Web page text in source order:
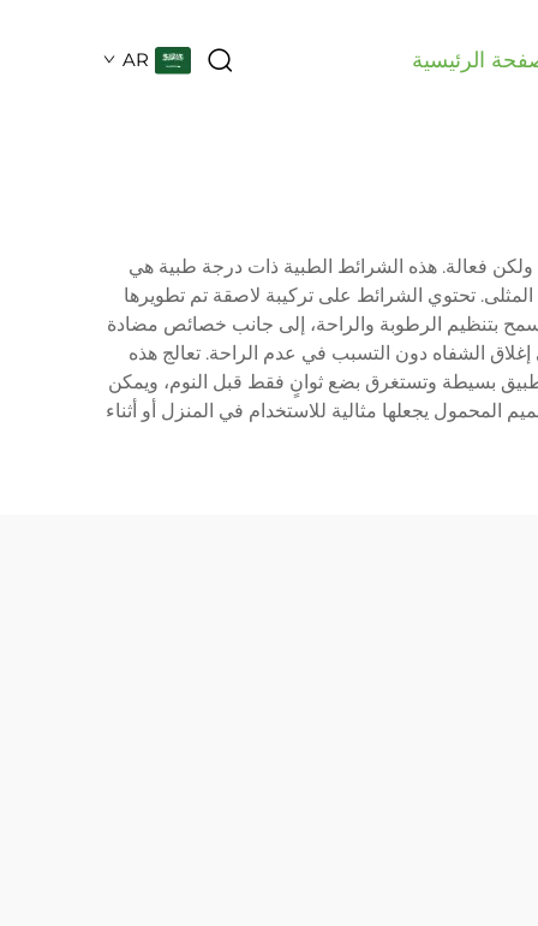
الرئيسية AR
فعالة. هذه الشرائط الطبية ذات درجة طبية هي
تحتوي الشرائط على تركيبة لاصقة تم تطويرها
تسمح بتنظيم الرطوبة والراحة، إلى جانب خصائص مضادة
الشفاه دون التسبب في عدم الراحة. تعالج هذه
بسيطة وتستغرق بضع ثوانٍ فقط قبل النوم، ويمكن
المحمول يجعلها مثالية للاستخدام في المنزل أو أثناء